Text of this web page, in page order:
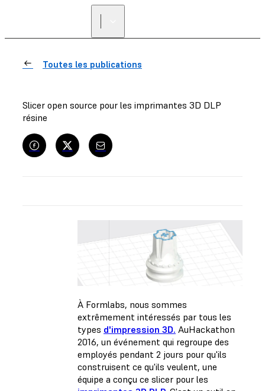
Toutes les publications
Slicer open source pour les imprimantes 3D DLP
résine
À Formlabs, nous sommes
extrêmement intéressés par tous les
types d'impression 3D. AuHackathon
2016, un événement qui regroupe des
employés pendant 2 jours pour qu'ils
construisent ce qu'ils veulent, une
équipe a conçu ce slicer pour les